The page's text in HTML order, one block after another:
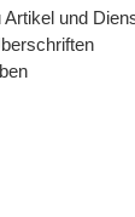
und